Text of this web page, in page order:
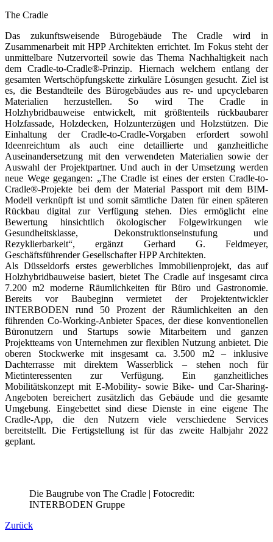
The Cradle
Das zukunftsweisende Bürogebäude The Cradle wird in
Zusammenarbeit mit HPP Architekten errichtet. Im Fokus steht der
unmittelbare Nutzervorteil sowie das Thema Nachhaltigkeit nach
dem Cradle-to-Cradle®-Prinzip. Hiernach welchem entlang der
gesamten Wertschöpfungskette zirkuläre Lösungen gesucht. Ziel ist
es, die Bestandteile des Bürogebäudes aus re- und upcyclebaren
Materialien herzustellen. So wird The Cradle in
Holzhybridbauweise entwickelt, mit größtenteils rückbaubarer
Holzfassade, Holzdecken, Holzunterzügen und Holzstützen. Die
Einhaltung der Cradle-to-Cradle-Vorgaben erfordert sowohl
Ideenreichtum als auch eine detaillierte und ganzheitliche
Auseinandersetzung mit den verwendeten Materialien sowie der
Auswahl der Projektpartner. Und auch in der Umsetzung werden
neue Wege gegangen: „The Cradle ist eines der ersten Cradle-to-
Cradle®-Projekte bei dem der Material Passport mit dem BIM-
Modell verknüpft ist und somit sämtliche Daten für einen späteren
Rückbau digital zur Verfügung stehen. Dies ermöglicht eine
Bewertung hinsichtlich ökologischer Folgewirkungen wie
Gesundheitsklasse, Dekonstruktionseinstufung und
Rezyklierbarkeit“, ergänzt Gerhard G. Feldmeyer,
Geschäftsführender Gesellschafter HPP Architekten.
Als Düsseldorfs erstes gewerbliches Immobilienprojekt, das auf
Holzhybridbauweise basiert, bietet The Cradle auf insgesamt circa
7.200 m2 moderne Räumlichkeiten für Büro und Gastronomie.
Bereits vor Baubeginn vermietet der Projektentwickler
INTERBODEN rund 50 Prozent der Räumlichkeiten an den
führenden Co-Working-Anbieter Spaces, der diese konventionellen
Büronutzern und Startups sowie Mitarbeitern und ganzen
Projektteams von Unternehmen zur flexiblen Nutzung anbietet. Die
oberen Stockwerke mit insgesamt ca. 3.500 m2 – inklusive
Dachterrasse mit direktem Wasserblick – stehen noch für
Mietinteressenten zur Verfügung. Ein ganzheitliches
Mobilitätskonzept mit E-Mobility- sowie Bike- und Car-Sharing-
Angeboten bereichert zusätzlich das Gebäude und die gesamte
Umgebung. Eingebettet sind diese Dienste in eine eigene The
Cradle-App, die den Nutzern viele verschiedene Services
bereitstellt. Die Fertigstellung ist für das zweite Halbjahr 2022
geplant.
Die Baugrube von The Cradle | Fotocredit:
INTERBODEN Gruppe
Zurück